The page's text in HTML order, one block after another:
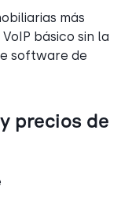
más
básico sin la
software de
precios de